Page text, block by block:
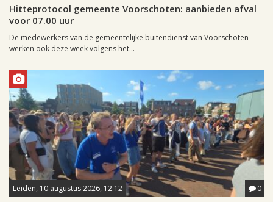
Hitteprotocol gemeente Voorschoten: aanbieden afval
voor 07.00 uur
De medewerkers van de gemeentelijke buitendienst van Voorschoten
werken ook deze week volgens het...
Leiden, 10 augustus 2026, 12:12 0